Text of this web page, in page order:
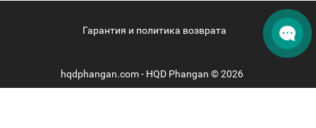
Гарантия и политика возврата
hqdphangan.com - HQD Phangan © 2026